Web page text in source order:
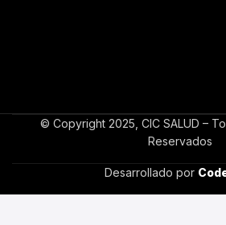
© Copyright 2025, CIC SALUD –
Reservados
Desarrollado por